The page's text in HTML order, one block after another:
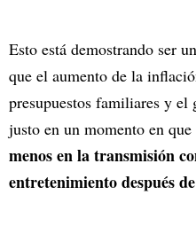
Esto está demostrando ser
que el aumento de la
presupuestos familiares y el
justo en un momento en que
menos en la transmisión
entretenimiento después